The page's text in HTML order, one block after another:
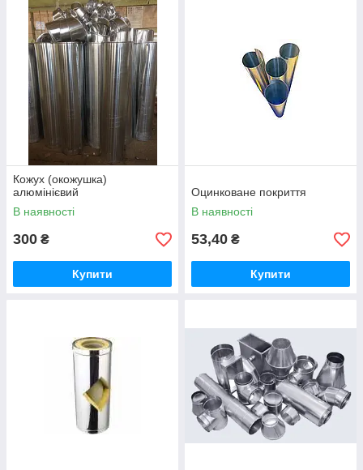
Кожух (окожушка)
алюмінієвий
В наявності
300 ₴
Купити
Оцинковане покриття
В наявності
53,40 ₴
Купити